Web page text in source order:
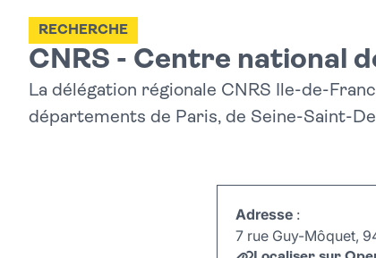
CNRS - Centre national
RECHERCHE
La délégation régionale CNRS Ile-de-
départements de Paris, de Seine-Saint-
Adresse :
7 rue Guy-Môquet,